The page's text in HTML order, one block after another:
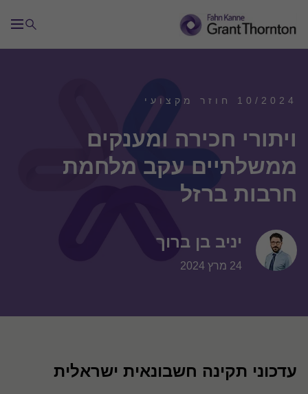
10/2024 חוזר מקצועי
ויתורי חכירה ומענקים
ממשלתיים עקב מלחמת
חרבות ברזל
יניב בן ברוך
24 מרץ 2024
עדכוני תקינה חשבונאית ישראלית